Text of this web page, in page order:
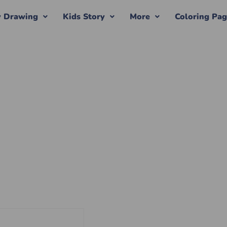
Drawing Kids Story More Coloring